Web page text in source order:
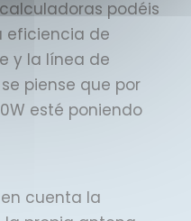
podéis
eficiencia de
y la línea de
piense que por
esté poniendo
cuenta la